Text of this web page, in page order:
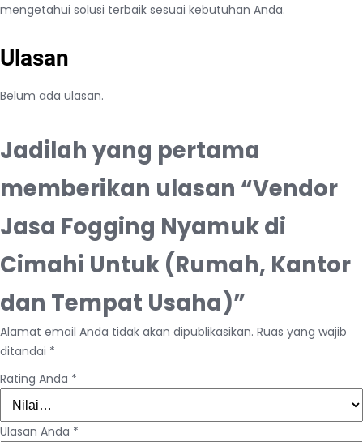
mengetahui solusi terbaik sesuai kebutuhan Anda.
Ulasan
Belum ada ulasan.
Jadilah yang pertama
memberikan ulasan “Vendor
Jasa Fogging Nyamuk di
Cimahi Untuk (Rumah, Kantor
dan Tempat Usaha)”
Alamat email Anda tidak akan dipublikasikan. Ruas yang wajib
ditandai *
Rating Anda *
Ulasan Anda *